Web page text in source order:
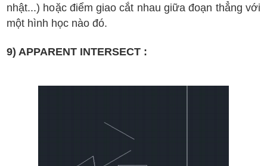
nhật...) hoặc điểmgiao cắt nhau giữađoạn thẳng với
một hình học nàođó.
9) APPARENT INTERSECT :